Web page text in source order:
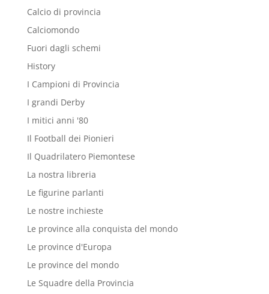
Calcio di provincia
Calciomondo
Fuori dagli schemi
History
I Campioni di Provincia
I grandi Derby
I mitici anni '80
Il Football dei Pionieri
Il Quadrilatero Piemontese
La nostra libreria
Le figurine parlanti
Le nostre inchieste
Le province alla conquista del mondo
Le province d'Europa
Le province del mondo
Le Squadre della Provincia